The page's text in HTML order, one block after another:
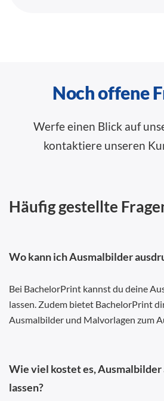
Noch offene
Werfe einen Blick auf
kontaktiere unseren
Häufig gestellte
Wo kann ich Ausmalbilder
Bei BachelorPrint kannst du deine
lassen. Zudem bietet BachelorPrint
Ausmalbilder und Malvorlagen zum
Wie viel kostet es, Ausmalbilder
lassen?